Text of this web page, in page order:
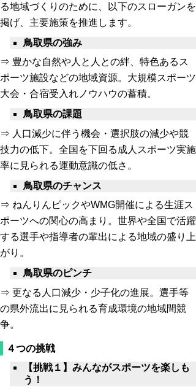
る地域づくりのために、以下のスローガンを
掲げ、主要施策を推進します。
鳥取県の強み
⇒ 豊かな自然や人と人との絆、特色あるス
ポーツ施設などの地域資源。大規模スポーツ
大会・合宿受入れノウハウの蓄積。
鳥取県の課題
⇒ 人口減少に伴う機会・選択肢の減少や競
技力の低下。 全国を下回る成人スポーツ実施
率に見られる運動意識の低さ。
鳥取県のチャンス
⇒ ねんりんピックやWMG開催による生涯ス
ポーツへの関心の高まり。世界や全国で活躍
する選手や指導者の輩出による地域の盛り上
がり。
鳥取県のピンチ
⇒ 更なる人口減少・少子化の進展。選手等
の県外流出に見られる育成環境の地域間競
争。
４つの挑戦
【挑戦１】みんながスポーツを楽しも
う！